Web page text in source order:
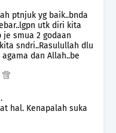
ptnjuk yg baik..bnda
utk diri kita
je smua 2 godaan
sndri..Rasulullah dlu
dan Allah..be
hal. Kenapalah suka